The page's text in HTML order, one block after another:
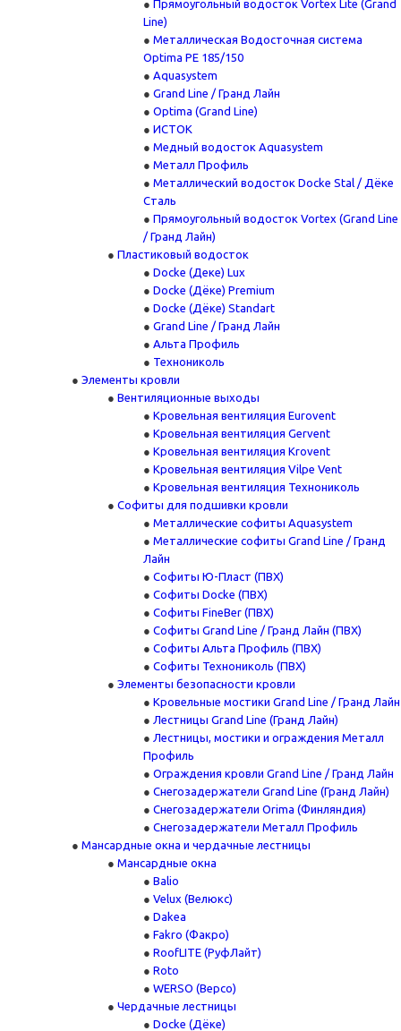
Прямоугольный водосток Vortex Lite (Grand
Line)
Металлическая Водосточная система
Optima PE 185/150
Aquasystem
Grand Line / Гранд Лайн
Optima (Grand Line)
ИСТОК
Медный водосток Aquasystem
Металл Профиль
Металлический водосток Docke Stal / Дёке
Сталь
Прямоугольный водосток Vortex (Grand Line
/ Гранд Лайн)
Пластиковый водосток
Docke (Деке) Lux
Docke (Дёке) Premium
Docke (Дёке) Standart
Grand Line / Гранд Лайн
Альта Профиль
Технониколь
Элементы кровли
Вентиляционные выходы
Кровельная вентиляция Eurovent
Кровельная вентиляция Gervent
Кровельная вентиляция Krovent
Кровельная вентиляция Vilpe Vent
Кровельная вентиляция Технониколь
Cофиты для подшивки кровли
Металлические софиты Aquasystem
Металлические софиты Grand Line / Гранд
Лайн
Софиты Ю-Пласт (ПВХ)
Софиты Docke (ПВХ)
Софиты FineBer (ПВХ)
Софиты Grand Line / Гранд Лайн (ПВХ)
Софиты Альта Профиль (ПВХ)
Софиты Технониколь (ПВХ)
Элементы безопасности кровли
Кровельные мостики Grand Line / Гранд Лайн
Лестницы Grand Line (Гранд Лайн)
Лестницы, мостики и ограждения Металл
Профиль
Ограждения кровли Grand Line / Гранд Лайн
Снегозадержатели Grand Line (Гранд Лайн)
Снегозадержатели Orima (Финляндия)
Снегозадержатели Металл Профиль
Мансардные окна и чердачные лестницы
Мансардные окна
Balio
Velux (Велюкс)
Dakea
Fakro (Факро)
RoofLITE (РуфЛайт)
Roto
WERSO (Версо)
Чердачные лестницы
Docke (Дёке)